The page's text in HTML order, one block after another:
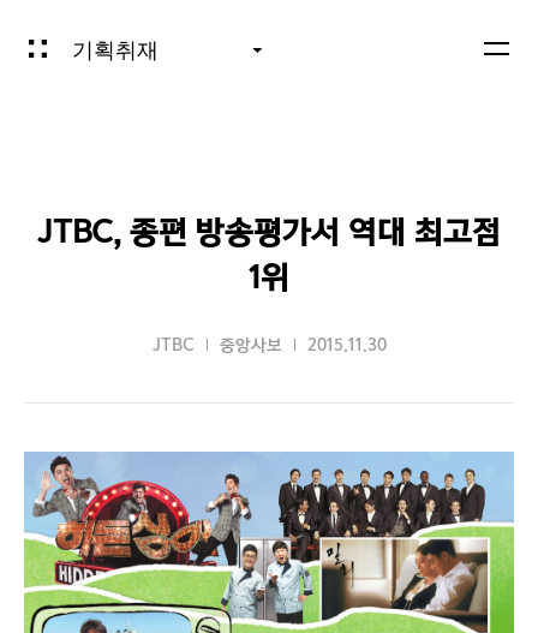
기획취재
JTBC, 종편 방송평가서 역대 최고점
1위
JTBC 중앙사보 2015.11.30